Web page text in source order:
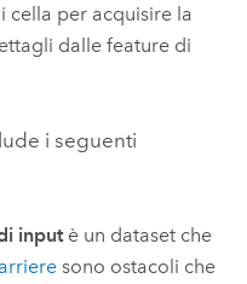
cella per acquisire la
dalle feature di
i seguenti
inputè un dataset che
sono ostacoli che